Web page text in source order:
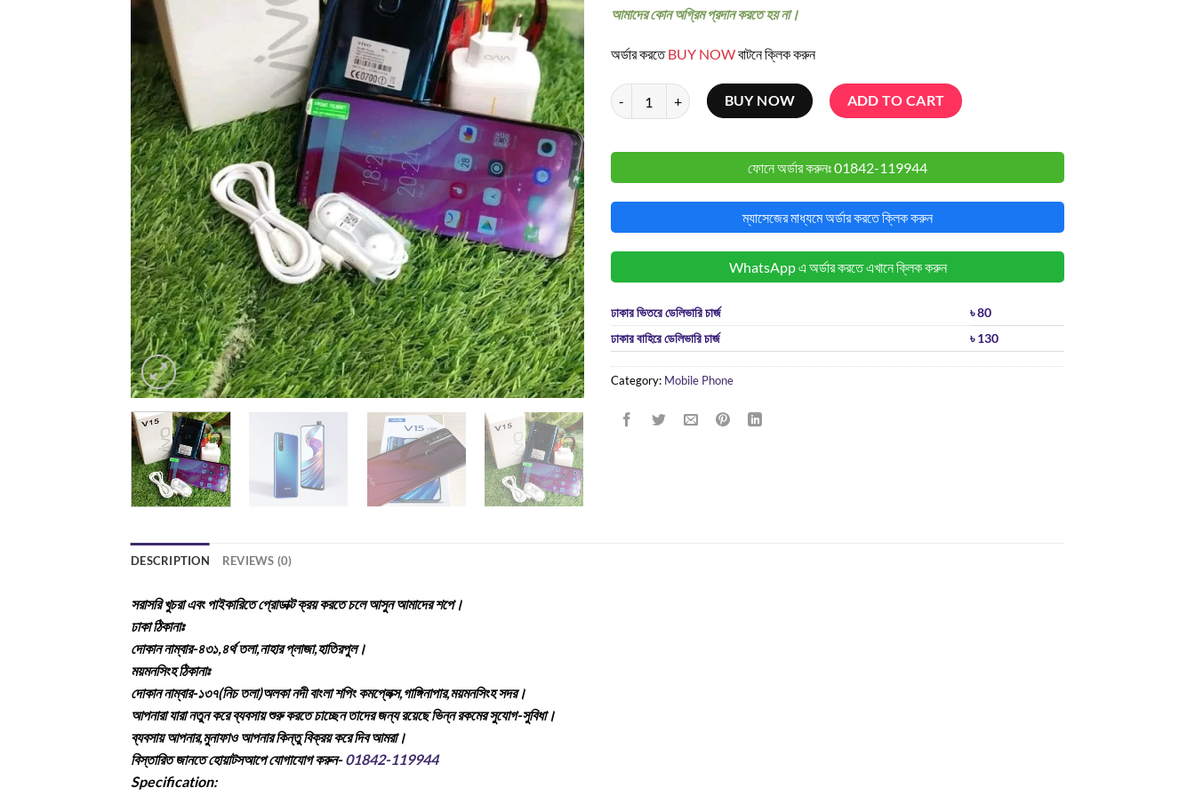
আমাদের কোন অগ্রিম প্রদান করতে হয় না।
অর্ডার করতেBUY NOWবাটনে ক্লিক করুন
Vivo V15(Pop-Up Camera) quantity
BUY NOW ADD TO CART
ফোনে অর্ডার করুনঃ01842-119944
ম্যাসেজের মাধ্যমে অর্ডার করতে ক্লিক করুন
WhatsApp এ অর্ডার করতে এখানে ক্লিক করুন
ঢাকার ভিতরে ডেলিভারি চার্জ
৳ 80
ঢাকার বাহিরে ডেলিভারি চার্জ
৳ 130
Category: Mobile Phone
DESCRIPTION REVIEWS (0)
সরাসরি খুচরা এবং পাইকারিতে প্রোডাক্ট ক্রয় করতে চলে আসুন আমাদের শপে।
ঢাকা ঠিকানাঃ
দোকান নাম্বার-৪৩১,৪র্থ তলা,নাহার প্লাজা,হাতিরপুল।
ময়মনসিংহ ঠিকানাঃ
দোকান নাম্বার-১৩৭(নিচ তলা)অলকা নদী বাংলা শপিং কমপ্লেক্স,গাঙ্গিনাপার,ময়মনসিংহ সদর।
আপনারা যারা নতুন করে ব্যবসায় শুরু করতে চাচ্ছেন তাদের জন্য রয়েছে ভিন্ন রকমের সুযোগ-সুবিধা।
ব্যবসায় আপনার,মুনাফাও আপনার কিন্তু বিক্রয় করে দিব আমরা।
বিস্তারিত জানতে হোয়াটসআপে যোগাযোগ করুন-01842-119944
Specification: